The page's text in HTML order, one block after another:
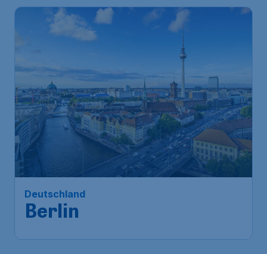
Deutschland
Berlin
€
858*
ab
Berlin ,
Brandenburg